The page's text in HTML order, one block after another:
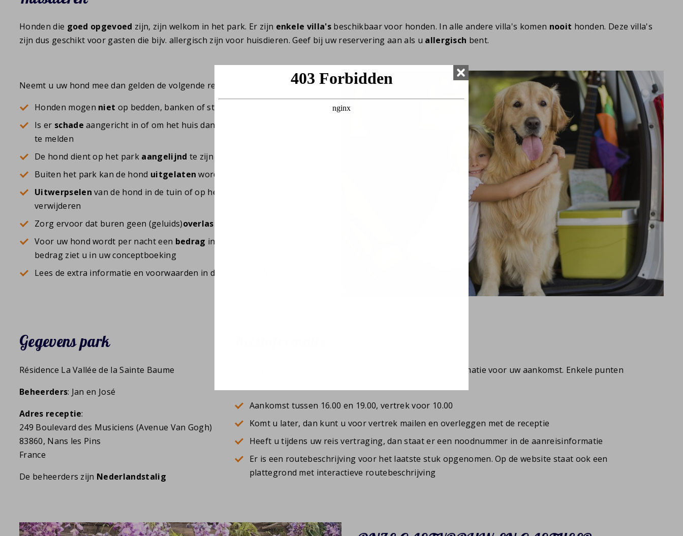
Honden die goed opgevoed zijn, zijn welkom in het park. Er zijn enkele villa's beschikbaar voor honden. In alle andere villa's komen nooit honden. Deze villa's
zijn dus geschikt voor gasten die bijv. allergisch zijn voor huisdieren. Geef bij uw reservering aan als u allergisch bent.
Neemt u uw hond mee dan gelden de volgende regels:
Honden mogen niet op bedden, banken of stoelen komen
Is er schade aangericht in of om het huis dan verzoeken we u dit direct
te melden
De hond dient op het park aangelijnd te zijn
Buiten het park kan de hond uitgelaten worden
Uitwerpselen van de hond in de tuin of op het park graag direct
verwijderen
Zorg ervoor dat buren geen (geluids)overlast
Voor uw hond wordt per nacht een bedrag in rekening gebracht. Dit
bedrag ziet u in uw conceptboeking
Lees de extra informatie en voorwaarden in de
Gegevens park
Résidence La Vallée de la Sainte Baume
Beheerders: Jan en José
Adres receptie:
249 Boulevard des Musiciens (Avenue Van Gogh)
83860, Nans les Pins
France
De beheerders zijn Nederlandstalig
Twee weken voor aankomst ontvangt u per mail alle informatie voor uw aankomst. Enkele punten
Aankomst tussen 16.00 en 19.00, vertrek voor 10.00
Komt u later, dan kunt u voor vertrek mailen en overleggen met de receptie
Heeft u tijdens uw reis vertraging, dan staat er een noodnummer in de aanreisinformatie
Er is een routebeschrijving voor het laatste stuk opgenomen. Op de website staat ook een
plattegrond met interactieve routebeschrijving